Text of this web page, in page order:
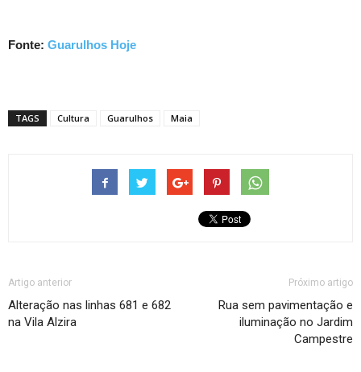
Fonte: Guarulhos Hoje
TAGS Cultura Guarulhos Maia
Artigo anterior
Alteração nas linhas 681 e 682
na Vila Alzira
Próximo artigo
Rua sem pavimentação e
iluminação no Jardim
Campestre